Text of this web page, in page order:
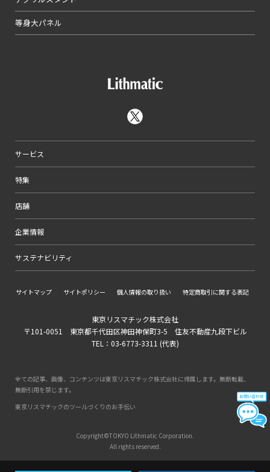
等身大パネル
サービス
特集
店舗
企業情報
サステナビリティ
サイトマップ サイトポリシー 個人情報の取り扱い 特定商取引に関する表記
東京リスマチック株式会社
〒101-0051 東京都千代田区神田神保町3-5 住友不動産九段下ビル
TEL：03-6773-3311 (代表)
全ての記事、画像、コンテンツは東京リスマチック株式会社に帰属します。無断転載、
無断引用を禁じます。
東京リスマチックのツールづくりのお手伝い
Copyright©TOKYO Lithmatic Corporation.
All rights reserved.